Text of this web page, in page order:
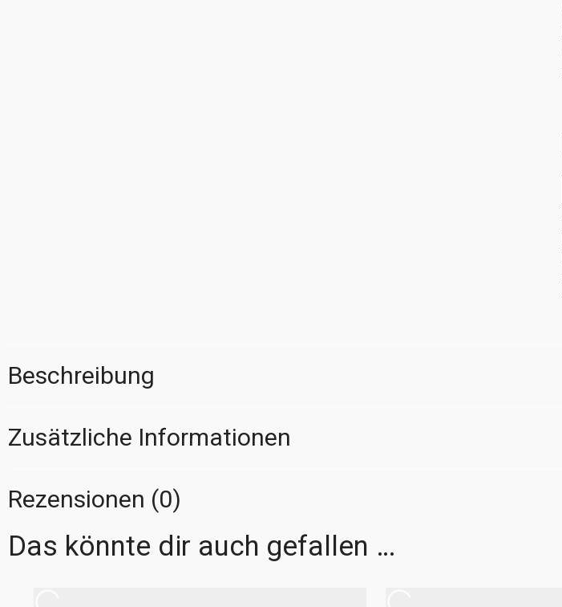
Beschreibung
Zusätzliche Informationen
Rezensionen (0)
Das könnte dir auch gefallen …